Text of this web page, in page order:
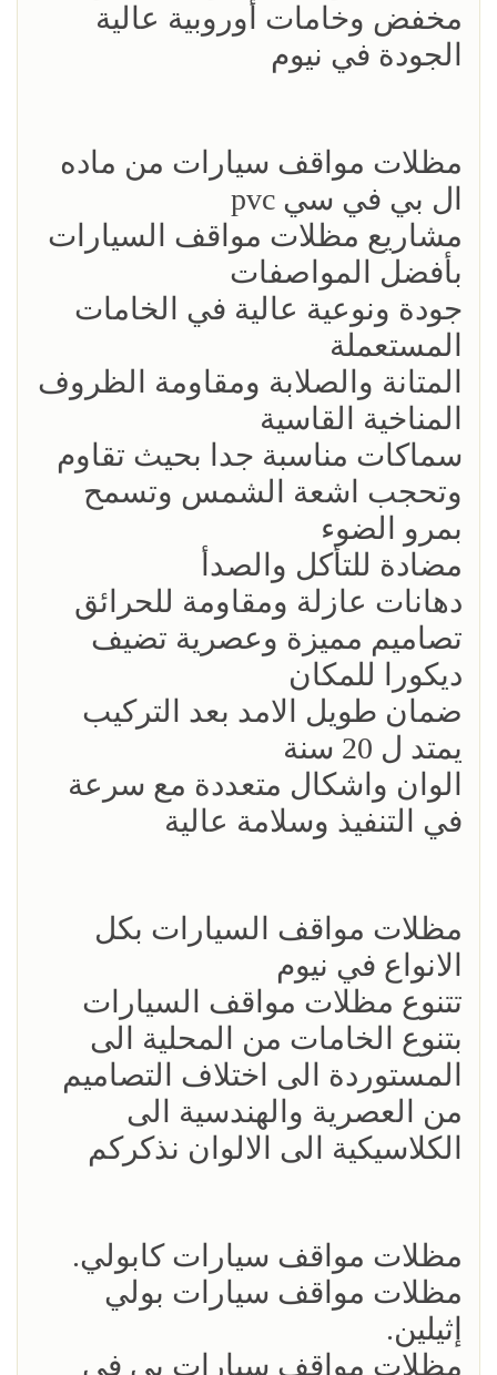
مخفض وخامات أوروبية عالية
الجودة في نيوم
مظلات مواقف سيارات من ماده
ال بي في سي pvc
مشاريع مظلات مواقف السيارات
بأفضل المواصفات
جودة ونوعية عالية في الخامات
المستعملة
المتانة والصلابة ومقاومة الظروف
المناخية القاسية
سماكات مناسبة جدا بحيث تقاوم
وتحجب اشعة الشمس وتسمح
بمرو الضوء
مضادة للتأكل والصدأ
دهانات عازلة ومقاومة للحرائق
تصاميم مميزة وعصرية تضيف
ديكورا للمكان
ضمان طويل الامد بعد التركيب
يمتد ل 20 سنة
الوان واشكال متعددة مع سرعة
في التنفيذ وسلامة عالية
مظلات مواقف السيارات بكل
الانواع في نيوم
تتنوع مظلات مواقف السيارات
بتنوع الخامات من المحلية الى
المستوردة الى اختلاف التصاميم
من العصرية والهندسية الى
الكلاسيكية الى الالوان نذكركم
مظلات مواقف سيارات كابولي.
مظلات مواقف سيارات بولي
إثيلين.
مظلات مواقف سيارات بي في